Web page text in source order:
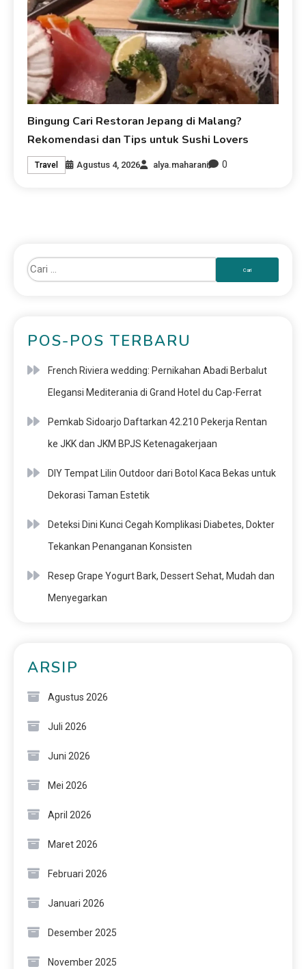
Bingung Cari Restoran Jepang di Malang?
Rekomendasi dan Tips untuk Sushi Lovers
Travel Agustus 4, 2026 alya.maharani 0
POS-POS TERBARU
French Riviera wedding: Pernikahan Abadi Berbalut
Elegansi Mediterania di Grand Hotel du Cap-Ferrat
Pemkab Sidoarjo Daftarkan 42.210 Pekerja Rentan
ke JKK dan JKM BPJS Ketenagakerjaan
DIY Tempat Lilin Outdoor dari Botol Kaca Bekas untuk
Dekorasi Taman Estetik
Deteksi Dini Kunci Cegah Komplikasi Diabetes, Dokter
Tekankan Penanganan Konsisten
Resep Grape Yogurt Bark, Dessert Sehat, Mudah dan
Menyegarkan
ARSIP
Agustus 2026
Juli 2026
Juni 2026
Mei 2026
April 2026
Maret 2026
Februari 2026
Januari 2026
Desember 2025
November 2025